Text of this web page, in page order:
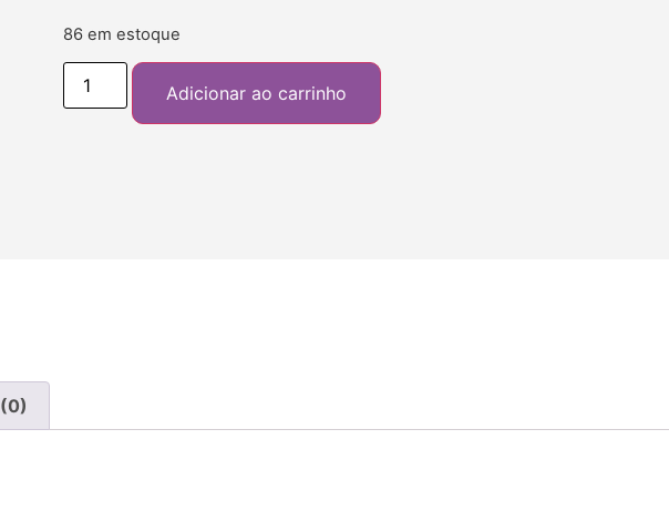
86 em estoque
Adicionar ao carrinho